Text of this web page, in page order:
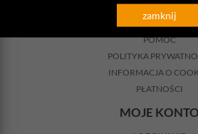
zamknij
ZWROTY
REKLAMACJA
POMOC
POLITYKA
INFORMACJA O
PŁATNOŚCI
MOJE KONTO